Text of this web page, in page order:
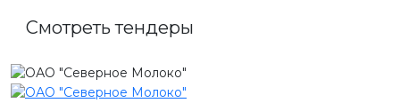
Смотреть тендеры